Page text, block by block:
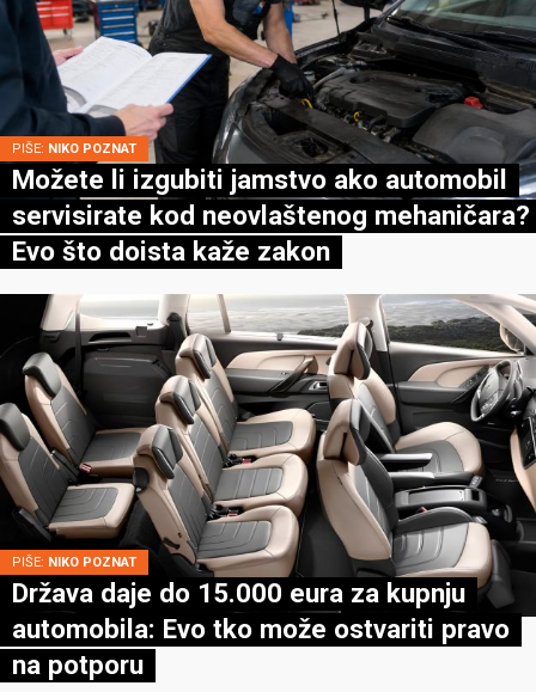
PIŠE: NIKO POZNAT
Možete li izgubiti jamstvo ako automobil
servisirate kod neovlaštenog mehaničara?
Evo što doista kaže zakon
PIŠE: NIKO POZNAT
Država daje do 15.000 eura za kupnju
automobila: Evo tko može ostvariti pravo
na potporu